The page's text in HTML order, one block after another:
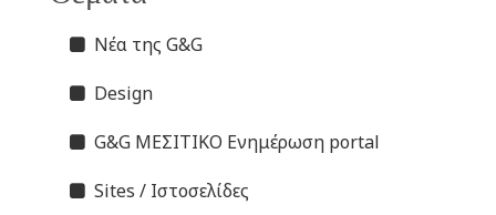
Νέα της G&G
Design
G&G ΜΕΣΙΤΙΚΟ Ενημέρωση portal
Sites / Ιστοσελίδες